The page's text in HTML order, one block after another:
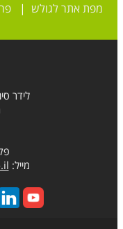
מפת אתר לגולש |
לידר סיני 2022 בע"מ
פקס:
מייל: